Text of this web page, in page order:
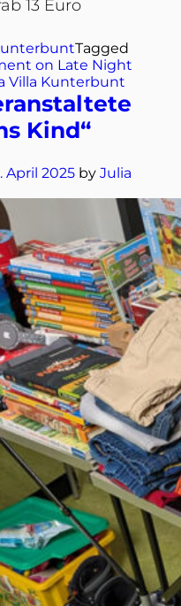
13 Euro
Tagged
on Late Night
Villa Kunterbunt
Kind“
April 2025 by Julia